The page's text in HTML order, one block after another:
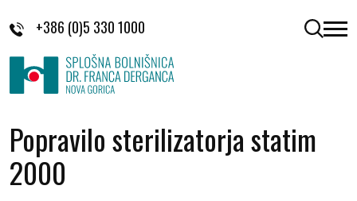
+386 (0)5 330 1000 odpri
Popravilo sterilizatorja statim
2000